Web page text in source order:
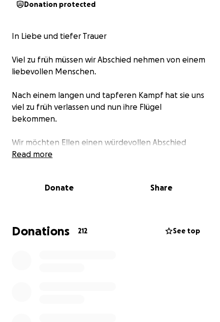
Donation protected
In Liebe und tiefer Trauer
Viel zu früh müssen wir Abschied nehmen von einem
liebevollen Menschen.
Nach einem langen und tapferen Kampf hat sie uns
viel zu früh verlassen und nun ihre Flügel
bekommen.
Wir möchten Ellen einen würdevollen Abschied
ermöglichen und bitten alle, die Ihrer Familie in
Von Herzen danken wir für jede Unterstützung und
Read more
Donate Share
Donations 212 See top